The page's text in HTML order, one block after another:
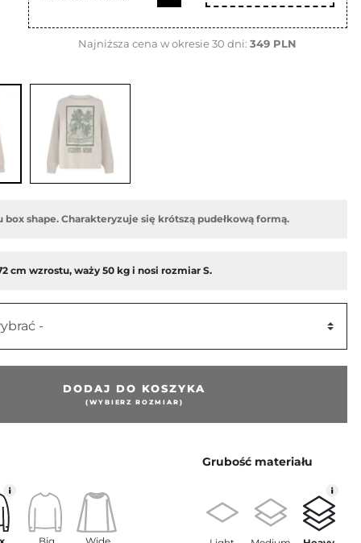
Najniższa cena w okresie 30 dni:349 PLN
box shape. Charakteryzuje się krótszą pudełkową formą.
cm wzrostu, waży 50 kg i nosi rozmiar S.
-
DODAJ DO KOSZYKA
(WYBIERZ ROZMIAR)
Grubość materiału